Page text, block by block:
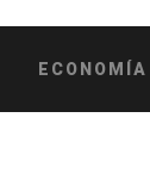
ECONOMÍA